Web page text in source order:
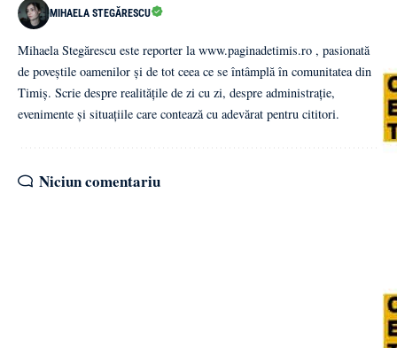
MIHAELA STEGĂRESCU
Mihaela Stegărescu este reporter la www.paginadetimis.ro , pasionată
de poveștile oamenilor și de tot ceea ce se întâmplă în comunitatea din
Timiș. Scrie despre realitățile de zi cu zi, despre administrație,
evenimente și situațiile care contează cu adevărat pentru cititori.
Niciun comentariu